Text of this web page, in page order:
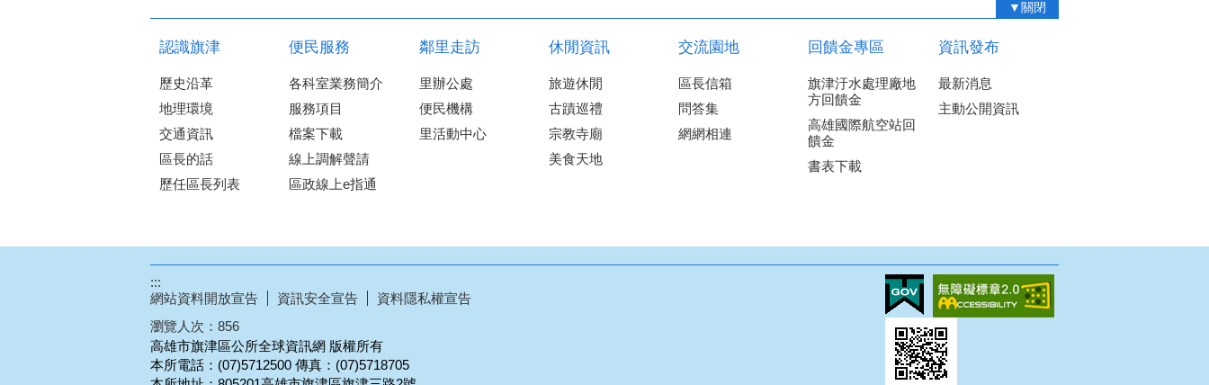
▼關閉
認識旗津
歷史沿革
地理環境
交通資訊
區長的話
歷任區長列表
便民服務
各科室業務簡介
服務項目
檔案下載
線上調解聲請
區政線上e指通
鄰里走訪
里辦公處
便民機構
里活動中心
休閒資訊
旅遊休閒
古蹟巡禮
宗教寺廟
美食天地
交流園地
區長信箱
問答集
網網相連
回饋金專區
旗津汙水處理廠地
方回饋金
高雄國際航空站回
饋金
書表下載
資訊發布
最新消息
主動公開資訊
:::
網站資料開放宣告
資訊安全宣告
資料隱私權宣告
瀏覽人次： 856
高雄市旗津區公所全球資訊網 版權所有
本所電話：(07)5712500 傳真：(07)5718705